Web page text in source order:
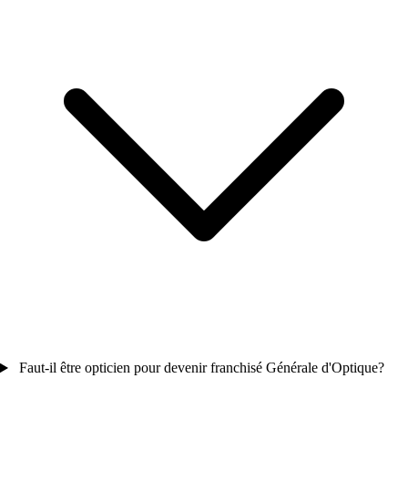
Faut-il être opticien pour devenir franchisé Générale d'Optique?